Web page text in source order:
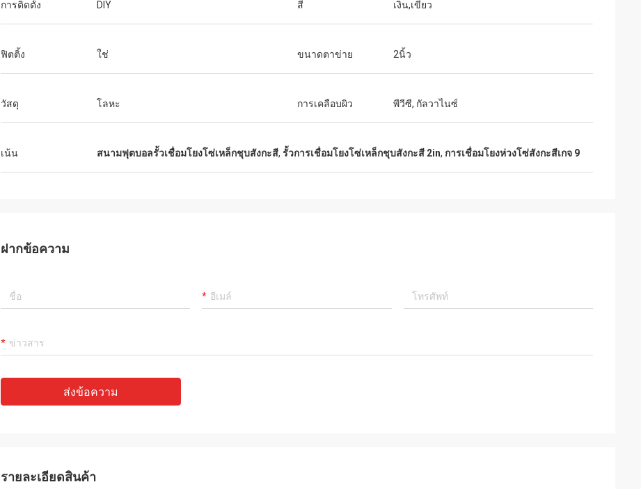
การติดตั้ง DIY สี เงิน,เขียว
ฟิตติ้ง ใช่ ขนาดตาข่าย 2นิ้ว
วัสดุ โลหะ การเคลือบผิว พีวีซี, กัลวาไนซ์
เน้น สนามฟุตบอลรั้วเชื่อมโยงโซ่เหล็กชุบสังกะสี, รั้วการเชื่อมโยงโซ่เหล็กชุบสังกะสี 2in, การเชื่อมโยงห่วงโซ่สังกะสีเกจ 9
ฝากข้อความ
ส่งข้อความ
รายละเอียดสินค้า